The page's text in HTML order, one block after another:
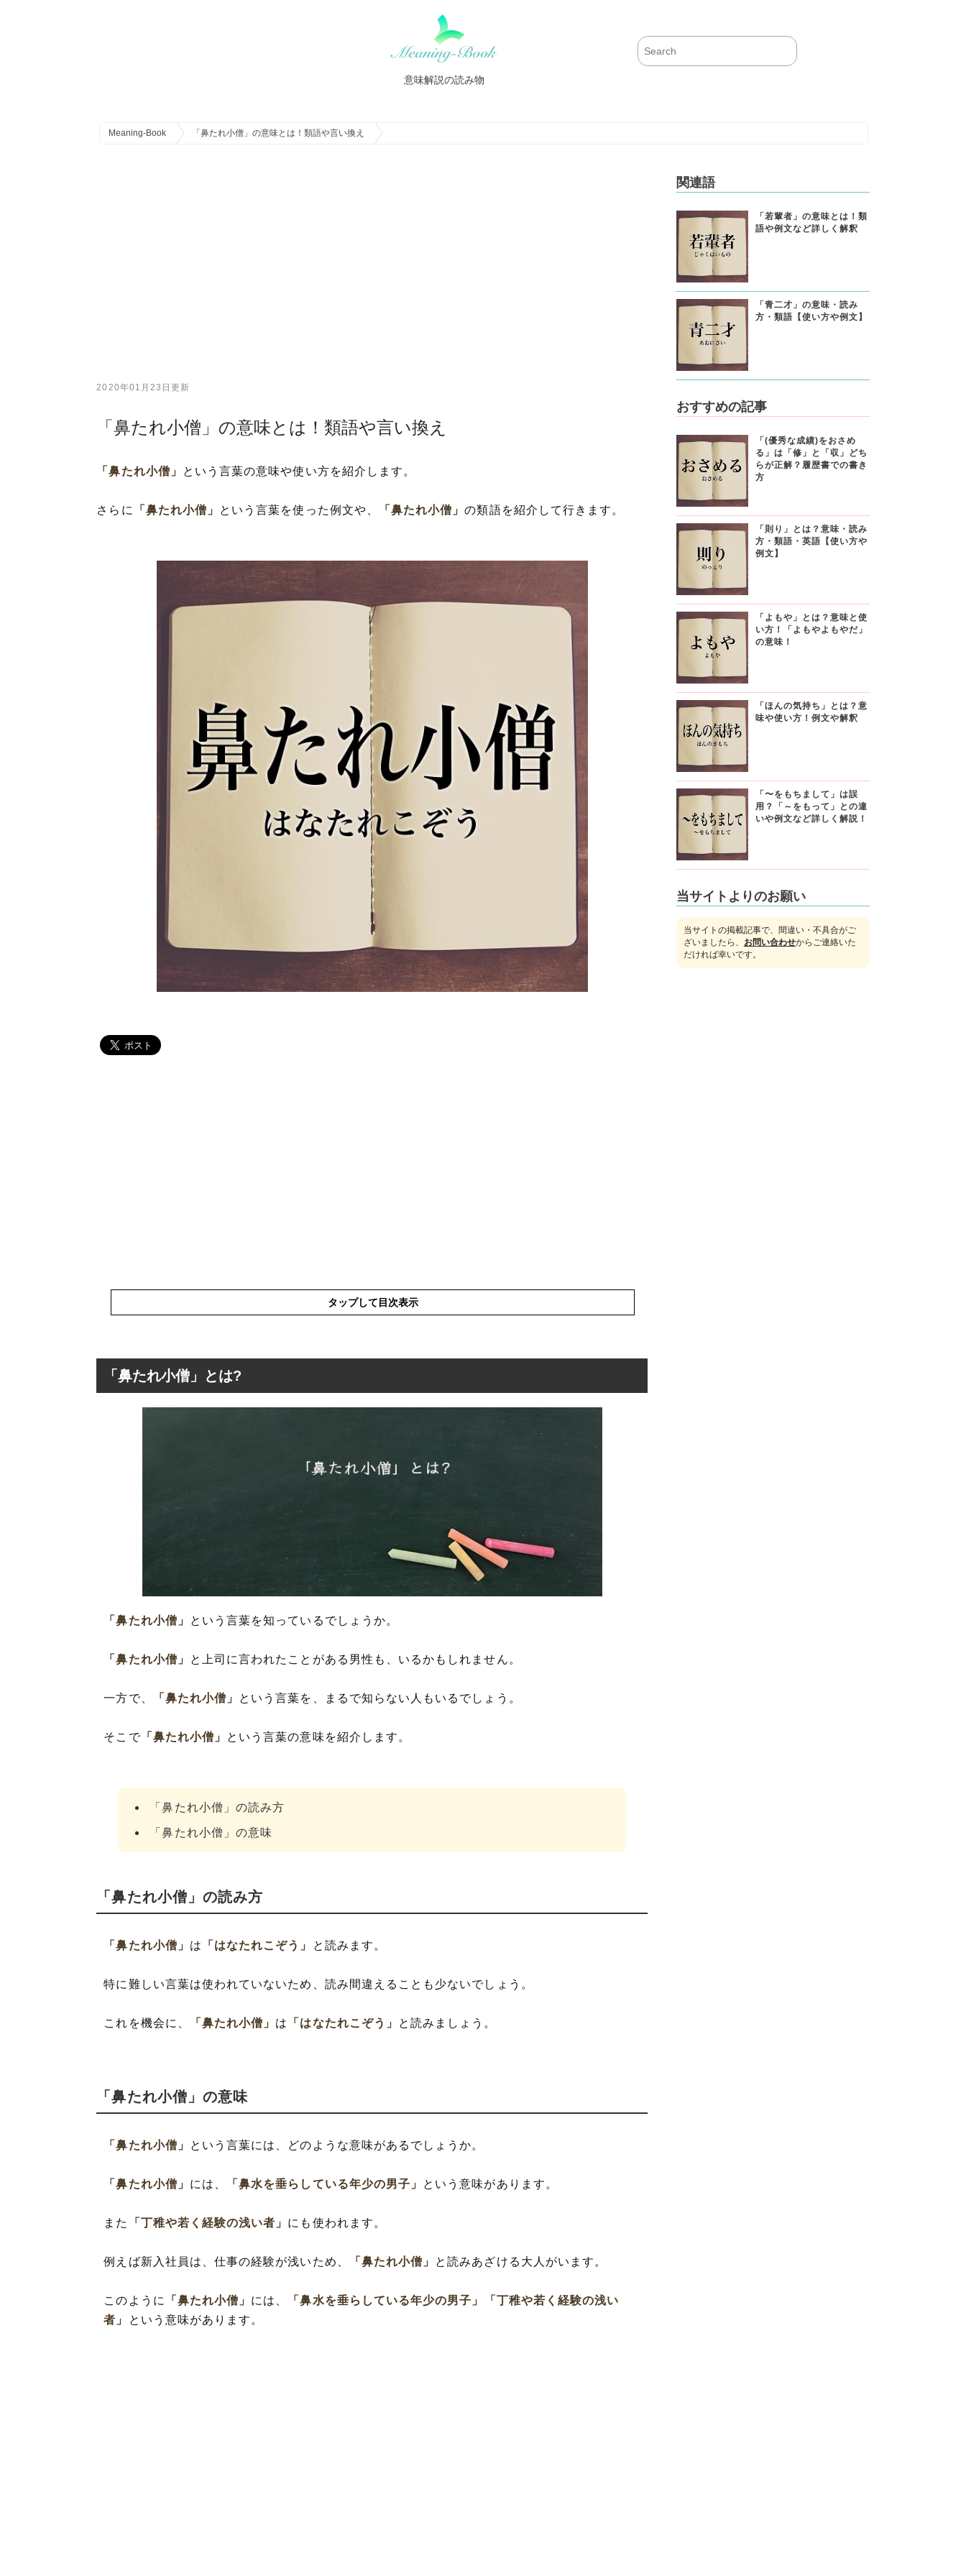
意味解説の読み物
Meaning-Book 「鼻たれ小僧」の意味とは！類語や言い換え
2020年01月23日更新
「鼻たれ小僧」の意味とは！類語や言い換え
「鼻たれ小僧」 という言葉の意味や使い方を紹介します。
さらに 「鼻たれ小僧」 という言葉を使った例文や、 「鼻たれ小僧」の類語を紹介して行きます。
タップして目次表示
「鼻たれ小僧」を使った例文や短文など
「鼻たれ小僧」とは?
「鼻たれ小僧」 という言葉を知っているでしょうか。
「鼻たれ小僧」 と上司に言われたことがある男性も、いるかもしれません。
一方で、 「鼻たれ小僧」 という言葉を、まるで知らない人もいるでしょう。
そこで「鼻たれ小僧」 という言葉の意味を紹介します。
「鼻たれ小僧」の読み方
「鼻たれ小僧」の意味
「鼻たれ小僧」の読み方
「鼻たれ小僧」 は 「はなたれこぞう」 と読みます。
特に難しい言葉は使われていないため、読み間違えることも少ないでしょう。
これを機会に、 「鼻たれ小僧」 は 「はなたれこぞう」 と読みましょう。
「鼻たれ小僧」の意味
「鼻たれ小僧」 という言葉には、どのような意味があるでしょうか。
「鼻たれ小僧」 には、 「鼻水を垂らしている年少の男子」 という意味があります。
また 「丁稚や若く経験の浅い者」 にも使われます。
例えば新入社員は、仕事の経験が浅いため、 「鼻たれ小僧」 と読みあざける大人がいます。
このように 「鼻たれ小僧」 には、 「鼻水を垂らしている年少の男子」
「丁稚や若く経験の浅い
者」
という意味があります。
関連語
「若輩者」の意味とは！類
語や例文など詳しく解釈
「青二才」の意味・読み
方・類語【使い方や例文】
おすすめの記事
「(優秀な成績)をおさめ
る」は「修」と「収」どち
らが正解？履歴書での書き
方
「則り」とは？意味・読み
方・類語・英語【使い方や
例文】
「よもや」とは？意味と使
い方！「よもやよもやだ」
の意味！
「ほんの気持ち」とは？意
味や使い方！例文や解釈
「〜をもちまして」は誤
用？「～をもって」との違
いや例文など詳しく解説！
当サイトよりのお願い
当サイトの掲載記事で、間違い・不具合がご
ざいましたら、 お問い合わせからご連絡いた
だければ幸いです。